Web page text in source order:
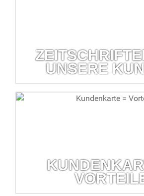
UNSERE
Zeitschriften für unsere